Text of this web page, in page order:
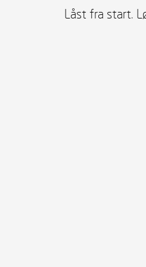
Låst fra start.